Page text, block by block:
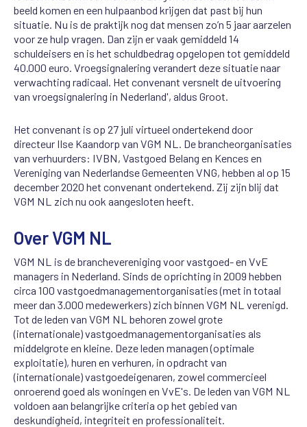
beeld komen en een hulpaanbod krijgen dat past bij hun
situatie. Nu is de praktijk nog dat mensen zo’n 5 jaar aarzelen
voor ze hulp vragen. Dan zijn er vaak gemiddeld 14
schuldeisers en is het schuldbedrag opgelopen tot gemiddeld
40.000 euro. Vroegsignalering verandert deze situatie naar
verwachting radicaal. Het convenant versnelt de uitvoering
van vroegsignalering in Nederland', aldus Groot.
Het convenant is op 27 juli virtueel ondertekend door
directeur Ilse Kaandorp van VGM NL. De brancheorganisaties
van verhuurders: IVBN, Vastgoed Belang en Kences en
Vereniging van Nederlandse Gemeenten VNG, hebben al op 15
december 2020 het convenant ondertekend. Zij zijn blij dat
VGM NL zich nu ook aangesloten heeft.
Over VGM NL
VGM NL is de branchevereniging voor vastgoed- en VvE
managers in Nederland. Sinds de oprichting in 2009 hebben
circa 100 vastgoedmanagementorganisaties (met in totaal
meer dan 3.000 medewerkers) zich binnen VGM NL verenigd.
Tot de leden van VGM NL behoren zowel grote
(internationale) vastgoedmanagementorganisaties als
middelgrote en kleine. Deze leden managen (optimale
exploitatie), huren en verhuren, in opdracht van
(internationale) vastgoedeigenaren, zowel commercieel
onroerend goed als woningen en VvE's. De leden van VGM NL
voldoen aan belangrijke criteria op het gebied van
deskundigheid, integriteit en professionaliteit.